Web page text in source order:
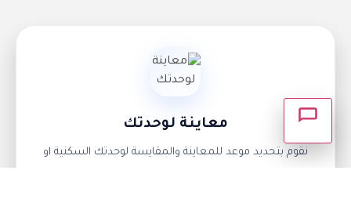
معاينة لوحدتك
نقوم بتحديد موعد للمعاينة والمقايسة لوحدتك السكنية او
طلب استشارة
انتظر وسوف يتم الرد عليك.